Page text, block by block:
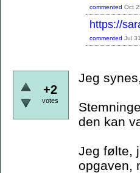
commented Oct
https://
commented Jul 31
+2
votes
Jeg
den kan
Jeg følte,
opgaven,